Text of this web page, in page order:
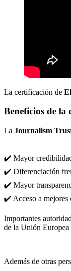
La certificación de
Beneficios de
La Journalism
✔️ Mayor credibilidad
✔️ Diferenciación
✔️ Mayor
✔️ Acceso a mejores
Importantes
de la Unión
Además de otras